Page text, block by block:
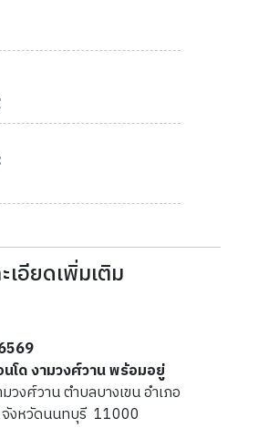
อียดเพิ่มเติม
โด งามวงศ์วาน พร้อมอยู่
วงศ์วาน ตำบลบางเขน อำเภอ
จังหวัดนนทบุรี 11000